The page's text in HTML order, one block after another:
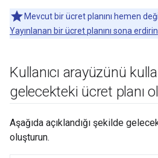
Mevcut bir ücret planını hemen
Yayınlanan bir ücret planını sona erdirin
Kullanıcı arayüzünü
gelecekteki ücret planı
Aşağıda açıklandığı şekilde
oluşturun.